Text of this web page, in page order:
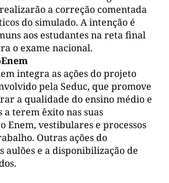
a correção comentada
do simulado. A intenção é
aos estudantes na reta final
o exame nacional.
integra as ações do projeto
pela Seduc, que promove
a qualidade do ensino médio e
terem êxito nas suas
Enem, vestibulares e processos
Outras ações do
aulões e a disponibilização de